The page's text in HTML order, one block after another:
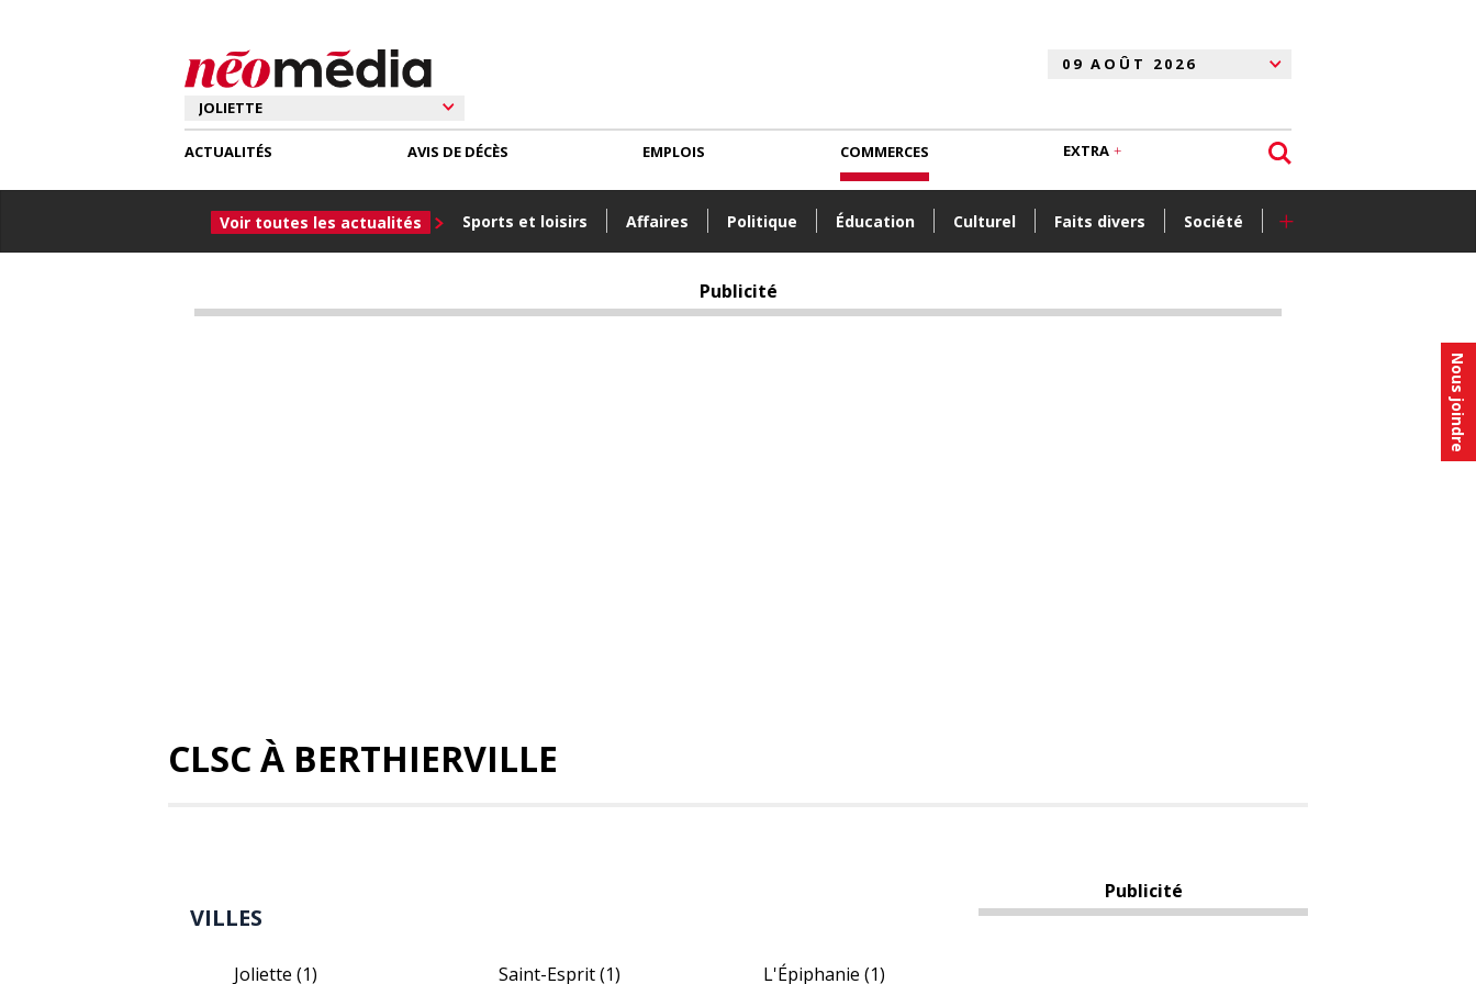
Nous joindre
ACTUALITÉS
Voir toutes les actualités Sports et loisirs Affaires Politique Éducation Culturel Faits divers Société +
AVIS DE DÉCÈS EMPLOIS COMMERCES EXTRA
Publicité
CLSC À BERTHIERVILLE
VILLES
Joliette (1)
Saint-Esprit(1)
L'Épiphanie (1)
Publicité